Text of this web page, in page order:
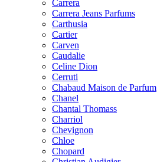
Carrera
Carrera Jeans Parfums
Carthusia
Cartier
Carven
Caudalie
Celine Dion
Cerruti
Chabaud Maison de Parfum
Chanel
Chantal Thomass
Charriol
Chevignon
Chloe
Chopard